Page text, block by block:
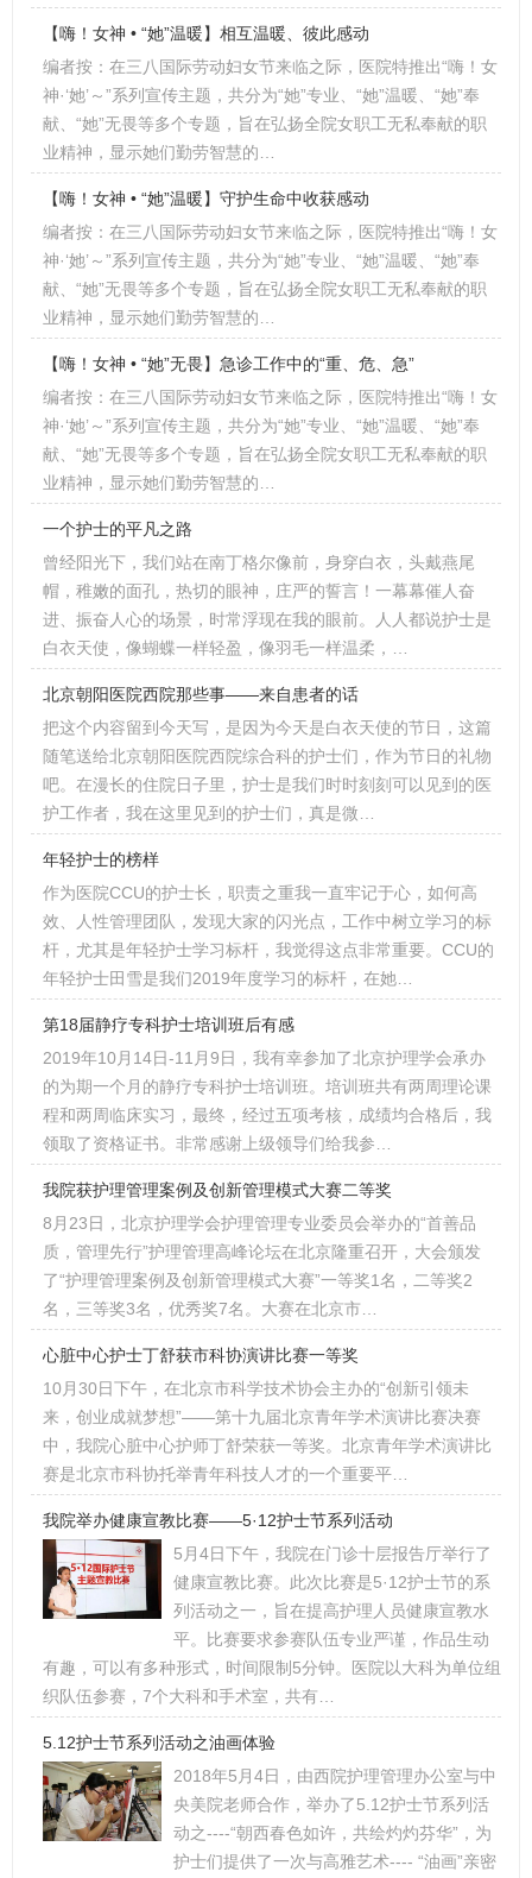
【嗨！女神 • “她”温暖】相互温暖、彼此感动
编者按：在三八国际劳动妇女节来临之际，医院特推出“嗨！女
神·‘她’～”系列宣传主题，共分为“她”专业、“她”温暖、“她”奉
献、“她”无畏等多个专题，旨在弘扬全院女职工无私奉献的职
业精神，显示她们勤劳智慧的…
【嗨！女神 • “她”温暖】守护生命中收获感动
编者按：在三八国际劳动妇女节来临之际，医院特推出“嗨！女
神·‘她’～”系列宣传主题，共分为“她”专业、“她”温暖、“她”奉
献、“她”无畏等多个专题，旨在弘扬全院女职工无私奉献的职
业精神，显示她们勤劳智慧的…
【嗨！女神 • “她”无畏】急诊工作中的“重、危、急”
编者按：在三八国际劳动妇女节来临之际，医院特推出“嗨！女
神·‘她’～”系列宣传主题，共分为“她”专业、“她”温暖、“她”奉
献、“她”无畏等多个专题，旨在弘扬全院女职工无私奉献的职
业精神，显示她们勤劳智慧的…
一个护士的平凡之路
曾经阳光下，我们站在南丁格尔像前，身穿白衣，头戴燕尾
帽，稚嫩的面孔，热切的眼神，庄严的誓言！一幕幕催人奋
进、振奋人心的场景，时常浮现在我的眼前。人人都说护士是
白衣天使，像蝴蝶一样轻盈，像羽毛一样温柔，…
北京朝阳医院西院那些事——来自患者的话
把这个内容留到今天写，是因为今天是白衣天使的节日，这篇
随笔送给北京朝阳医院西院综合科的护士们，作为节日的礼物
吧。在漫长的住院日子里，护士是我们时时刻刻可以见到的医
护工作者，我在这里见到的护士们，真是微…
年轻护士的榜样
作为医院CCU的护士长，职责之重我一直牢记于心，如何高
效、人性管理团队，发现大家的闪光点，工作中树立学习的标
杆，尤其是年轻护士学习标杆，我觉得这点非常重要。CCU的
年轻护士田雪是我们2019年度学习的标杆，在她…
第18届静疗专科护士培训班后有感
2019年10月14日-11月9日，我有幸参加了北京护理学会承办
的为期一个月的静疗专科护士培训班。培训班共有两周理论课
程和两周临床实习，最终，经过五项考核，成绩均合格后，我
领取了资格证书。非常感谢上级领导们给我参…
我院获护理管理案例及创新管理模式大赛二等奖
8月23日，北京护理学会护理管理专业委员会举办的“首善品
质，管理先行”护理管理高峰论坛在北京隆重召开，大会颁发
了“护理管理案例及创新管理模式大赛”一等奖1名，二等奖2
名，三等奖3名，优秀奖7名。大赛在北京市…
心脏中心护士丁舒获市科协演讲比赛一等奖
10月30日下午，在北京市科学技术协会主办的“创新引领未
来，创业成就梦想”——第十九届北京青年学术演讲比赛决赛
中，我院心脏中心护师丁舒荣获一等奖。北京青年学术演讲比
赛是北京市科协托举青年科技人才的一个重要平…
我院举办健康宣教比赛——5·12护士节系列活动
5月4日下午，我院在门诊十层报告厅举行了
健康宣教比赛。此次比赛是5·12护士节的系
列活动之一，旨在提高护理人员健康宣教水
平。比赛要求参赛队伍专业严谨，作品生动
有趣，可以有多种形式，时间限制5分钟。医院以大科为单位组
织队伍参赛，7个大科和手术室，共有…
5.12护士节系列活动之油画体验
2018年5月4日，由西院护理管理办公室与中
央美院老师合作，举办了5.12护士节系列活
动之----“朝西春色如许，共绘灼灼芬华”，为
护士们提供了一次与高雅艺术---- “油画”亲密